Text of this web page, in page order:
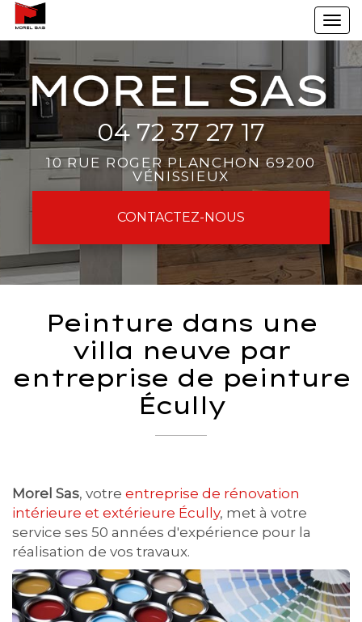
Aller
au
principal
04 72 37 27 17
10 RUE ROGER PLANCHON 69200
VÉNISSIEUX
CONTACTEZ-NOUS
Peinture dans une
villa neuve par
entreprise de peinture
Écully
Morel Sas, votre entreprise de rénovation
intérieure et extérieure Écully, met à votre
service ses 50 années d'expérience pour la
réalisation de vos travaux.